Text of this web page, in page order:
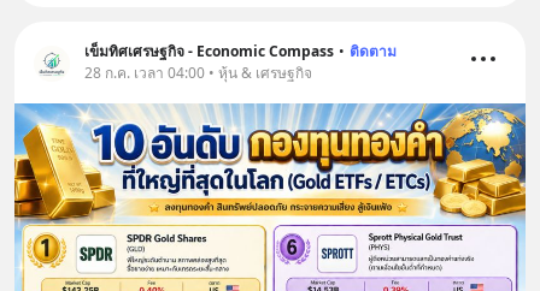
เข็มทิศเศรษฐกิจ - Economic Compass • ติดตาม
28 ก.ค. เวลา 04:00 • หุ้น & เศรษฐกิจ